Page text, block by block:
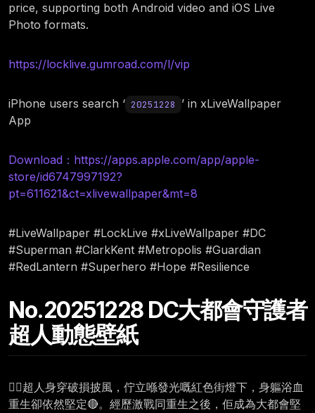
price, supporting both Android video and iOS Live
Photo formats.
https://locklive.gumroad.com/l/vip
iPhone users search ‘ 20251228
’ in xLiveWallpaper
App
Download：https://apps.apple.com/app/apple-
store/id6747997192?
pt=611621&ct=xlivewallpaper&mt=8
#LiveWallpaper #LockLive #xLiveWallpaper #DC
#Superman #ClarkKent #Metropolis #Guardian
#RedLantern #Superhero #Hope #Resilience
No.20251228 DC大都會守護者
超人動態壁紙
🦸‍♂️超人身穿破損披風，佇立喺發光嘅紅色街燈下，身軀浴血
重生卻依然堅定🔴。經歷激戰同重生之後，佢成為大都會堅